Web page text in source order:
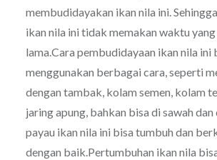
membudidayakan ikan nila ini.
ikan nila ini tidak memakan waktu
lama.Cara pembudidayaan ikan nila ini
menggunakan berbagai cara, seperti
dengan tambak, kolam semen, kolam
jaring apung, bahkan bisa di sawah dan
payau ikan nila ini bisa tumbuh dan
dengan baik.Pertumbuhan ikan nila